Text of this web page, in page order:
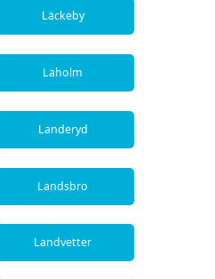
Läckeby
Laholm
Landeryd
Landsbro
Landvetter